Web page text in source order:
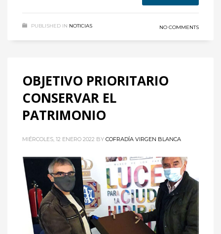
PUBLISHED IN NOTICIAS NO COMMENTS
OBJETIVO PRIORITARIO
CONSERVAR EL
PATRIMONIO
MIÉRCOLES, 12 ENERO 2022 BY COFRADÍA VIRGEN BLANCA